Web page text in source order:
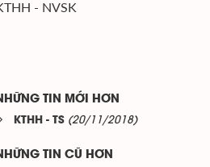
- NVSK
TIN MỚI HƠN
KTHH - TS (20/11/2018)
TIN CŨ HƠN